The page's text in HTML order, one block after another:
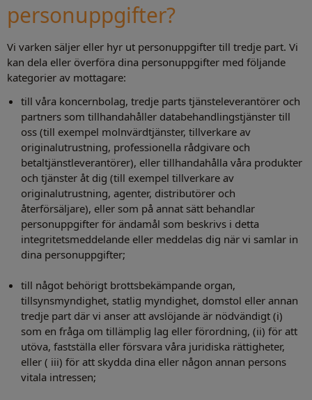
personuppgifter?
Vi varken säljer eller hyr ut personuppgifter till tredje part. Vi
kan dela eller överföra dina personuppgifter med följande
kategorier av mottagare:
till våra koncernbolag, tredje parts tjänsteleverantörer och
partners som tillhandahåller databehandlingstjänster till
oss (till exempel molnvärdtjänster, tillverkare av
originalutrustning, professionella rådgivare och
betaltjänstleverantörer), eller tillhandahålla våra produkter
och tjänster åt dig (till exempel tillverkare av
originalutrustning, agenter, distributörer och
återförsäljare), eller som på annat sätt behandlar
personuppgifter för ändamål som beskrivs i detta
integritetsmeddelande eller meddelas dig när vi samlar in
dina personuppgifter;
till något behörigt brottsbekämpande organ,
tillsynsmyndighet, statlig myndighet, domstol eller annan
tredje part där vi anser att avslöjande är nödvändigt (i)
som en fråga om tillämplig lag eller förordning, (ii) för att
utöva, fastställa eller försvara våra juridiska rättigheter,
eller ( iii) för att skydda dina eller någon annan persons
vitala intressen;